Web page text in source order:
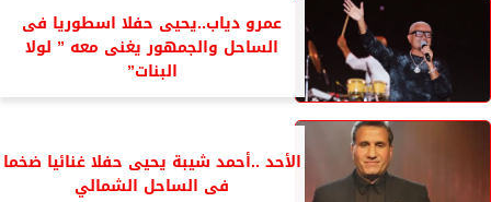
عمرو دياب..يحيى حفلا اسطوريا فى
الساحل والجمهور يغنى معه ” لولا
البنات”
الأحد ..أحمد شيبة يحيى حفلا غنائيا ضخما
فى الساحل الشمالي